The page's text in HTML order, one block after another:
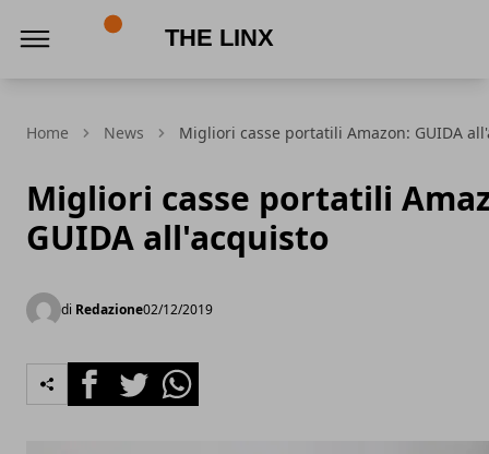
Home News Migliori casse portatili Amazon: GUIDA
Migliori casse portatili
GUIDA all'acquisto
di Redazione02/12/2019
FacebookTwitterWhatsapp